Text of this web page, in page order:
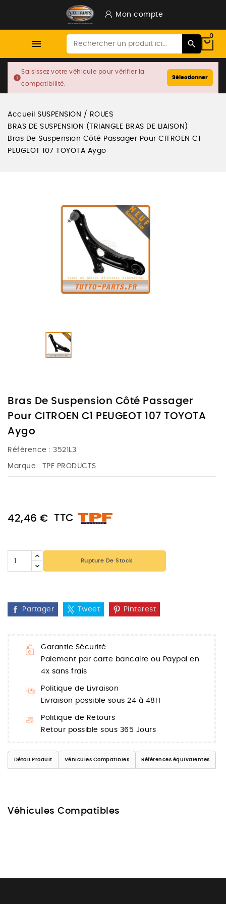
Mon compte

0
info
Saisissez votre véhicule pour vérifier la
compatibilité.
Sélectionner
Accueil SUSPENSION / ROUES
BRAS DE SUSPENSION (TRIANGLE BRAS DE LIAISON)
Bras De Suspension Côté Passager Pour CITROEN C1
PEUGEOT 107 TOYOTA Aygo
Bras De Suspension Côté Passager
Pour CITROEN C1 PEUGEOT 107 TOYOTA
Aygo
Référence : 3521L3
Marque : TPF PRODUCTS
42,46 € TTC
Rupture De Stock
Partager Tweet Pinterest
Garantie Sécurité
Paiement par carte bancaire ou Paypal en
4x sans frais
Politique de Livraison
Livraison possible sous 24 à 48H
Politique de Retours
Retour possible sous 365 Jours
Détail Produit Véhicules Compatibles Références équivalentes
Véhicules Compatibles